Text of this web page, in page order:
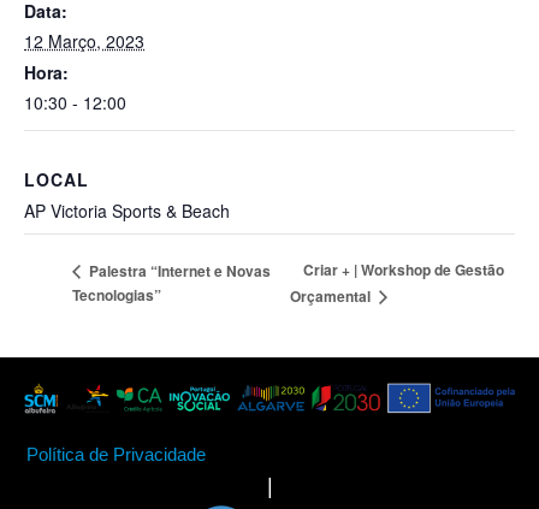
Data:
12 Março, 2023
Hora:
10:30 - 12:00
LOCAL
AP Victoria Sports & Beach
Palestra “Internet e Novas
Tecnologias”
Criar + | Workshop de Gestão
Orçamental
Política de Privacidade
|